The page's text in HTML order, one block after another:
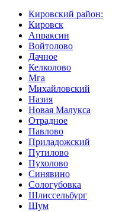
Кировский район:
Кировск
Апраксин
Войтолово
Дачное
Келколово
Мга
Михайловский
Назия
Новая Малукса
Отрадное
Павлово
Приладожский
Путилово
Пухолово
Синявино
Сологубовка
Шлиссельбург
Шум